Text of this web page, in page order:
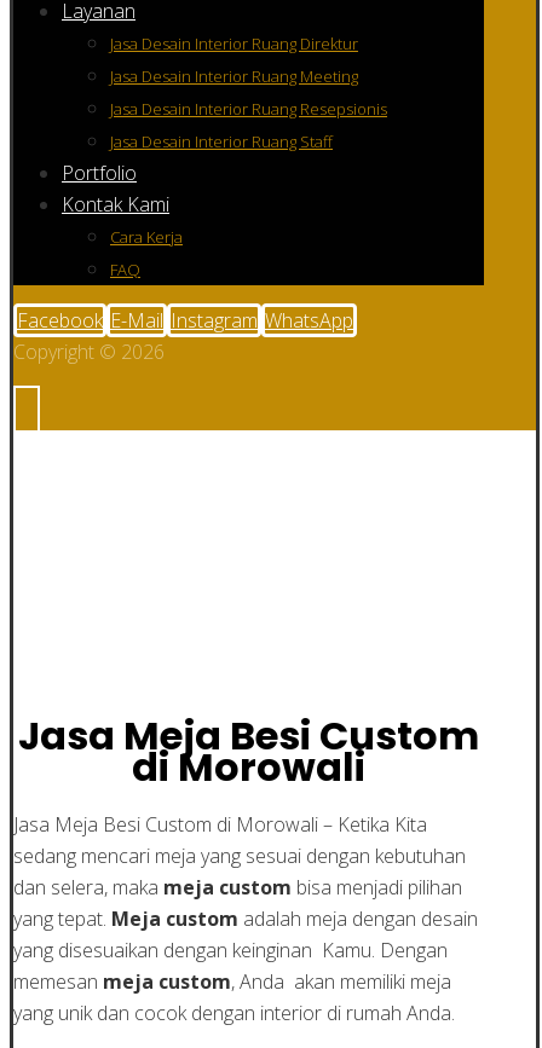
Layanan
Jasa Desain Interior Ruang Direktur
Jasa Desain Interior Ruang Meeting
Jasa Desain Interior Ruang Resepsionis
Jasa Desain Interior Ruang Staff
Portfolio
Kontak Kami
Cara Kerja
FAQ
Facebook E-Mail Instagram WhatsApp
Copyright © 2026
Jasa Meja Besi Custom
di Morowali
Jasa Meja Besi Custom di Morowali – Ketika Kita
sedang mencari meja yang sesuai dengan kebutuhan
dan selera, maka meja custom bisa menjadi pilihan
yang tepat. Meja custom adalah meja dengan desain
yang disesuaikan dengan keinginan Kamu. Dengan
memesan meja custom, Anda akan memiliki meja
yang unik dan cocok dengan interior di rumah Anda.